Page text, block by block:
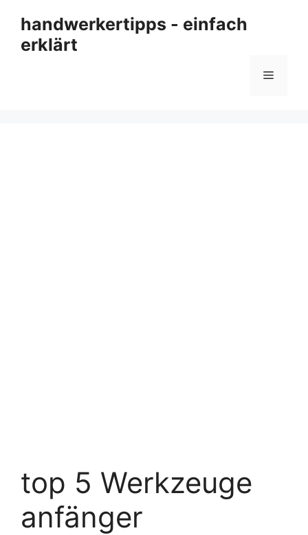
Inhalt
springen
handwerkertipps - einfach
erklärt
Menü
top 5 Werkzeuge
anfänger